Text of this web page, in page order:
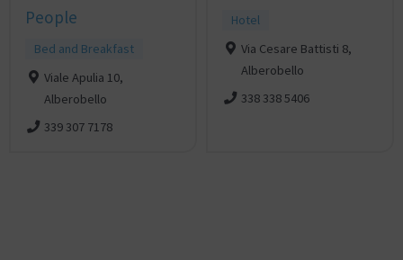
People
Bed and Breakfast
Viale Apulia 10,
Alberobello
339 307 7178
Hotel
Via Cesare Battisti 8,
Alberobello
338 338 5406